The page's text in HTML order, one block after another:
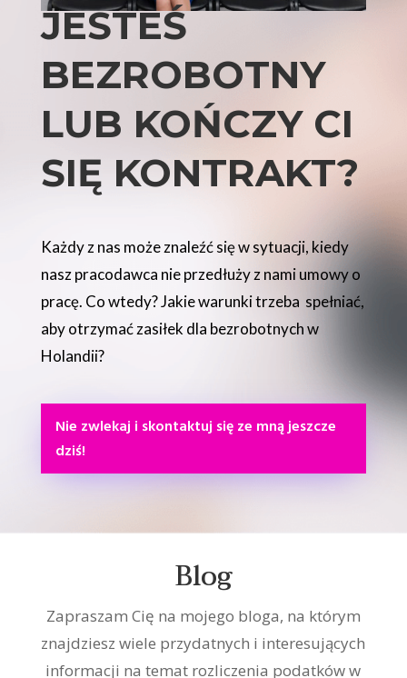
JESTEŚ
BEZROBOTNY
LUB KOŃCZY CI
SIĘ KONTRAKT?
Każdy z nas może znaleźć się w sytuacji, kiedy
nasz pracodawca nie przedłuży z nami umowy o
pracę. Co wtedy? Jakie warunki trzeba spełniać,
aby otrzymać zasiłek dla bezrobotnych w
Holandii?
Nie zwlekaj i skontaktuj się ze mną jeszcze
dziś!
Blog
Zapraszam Cię na mojego bloga, na którym
znajdziesz wiele przydatnych i interesujących
informacji na temat rozliczenia podatków w